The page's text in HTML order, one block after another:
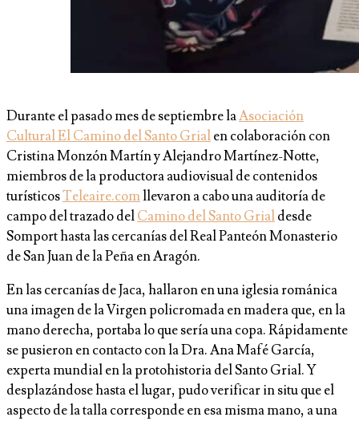
Durante el pasado mes de septiembre laAsociación
Cultural El Camino del Santo Grialen colaboración con
Cristina Monzón Martín y Alejandro Martínez-Notte,
miembros de la productora audiovisual de contenidos
turísticosTeleaire.comllevaron a cabo una auditoría de
campo del trazado delCamino del Santo Grialdesde
Somport hasta las cercanías del Real Panteón Monasterio
de San Juan de la Peña en Aragón.
En las cercanías de Jaca, hallaron en una iglesia románica
una imagen de la Virgen policromada en madera que, en la
mano derecha, portaba lo que sería una copa. Rápidamente
se pusieron en contacto con la Dra. Ana Mafé García,
experta mundial en la protohistoria del Santo Grial. Y
desplazándose hasta el lugar, pudo verificar in situ que el
aspecto de la talla corresponde en esa misma mano, a una